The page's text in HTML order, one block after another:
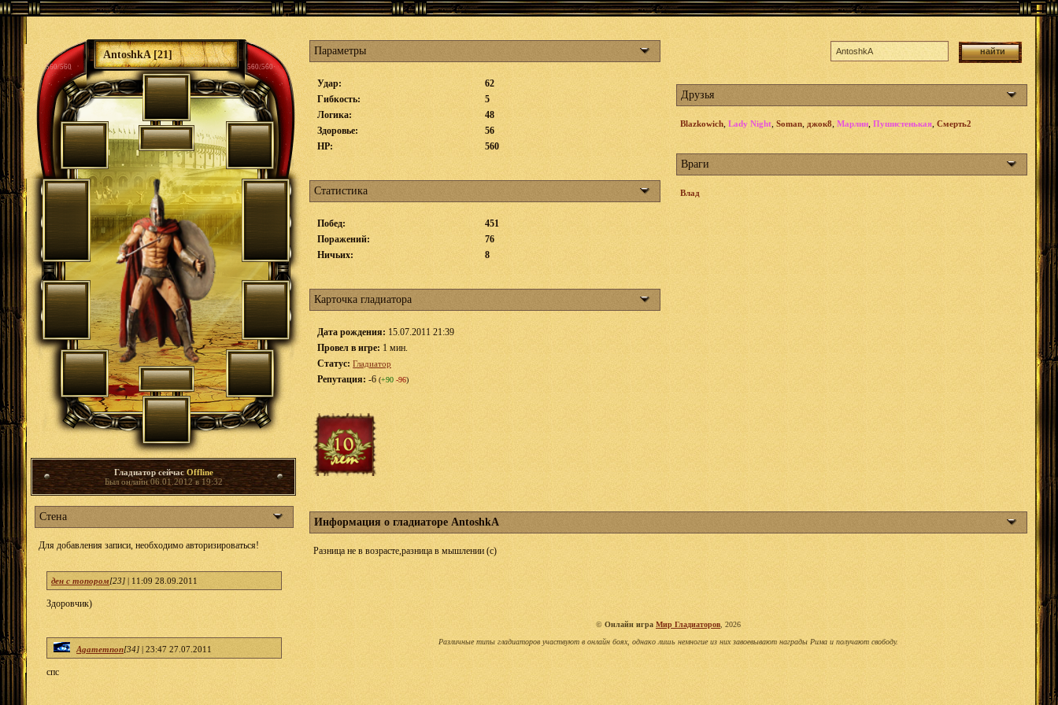
AntoshkA [21]
560/560 560/560
Гладиатор сейчасOffline
Был онлайн 06.01.2012 в 19:32
Стена
Для добавления записи, необходимо авторизироваться!
ден с топором[23] | 11:09 28.09.2011
Здоровчик)
Agamemnon[34] | 23:47 27.07.2011
спс
Параметры
Удар:
62
Гибкость:
5
Логика:
48
Здоровье:
56
HP:
560
Статистика
Побед:
451
Поражений:
76
Ничьих:
8
Карточка гладиатора
Дата рождения: 15.07.2011 21:39
Провел в игре: 1 мин.
Статус: Гладиатор
Репутация: -6 (+90 -96)
Друзья
Blazkowich, Lady Night, Soman, джок8, Марлин, Пушистенькая, Смерть2
Враги
Влад
Информация о гладиаторе AntoshkA
Разница не в возрасте,разница в мышлении (с)
© Онлайн игра Мир Гладиаторов , 2026
Различные типы гладиаторов участвуют в онлайн боях, однако лишь немногие из них завоевывают награды Рима и получают свободу.